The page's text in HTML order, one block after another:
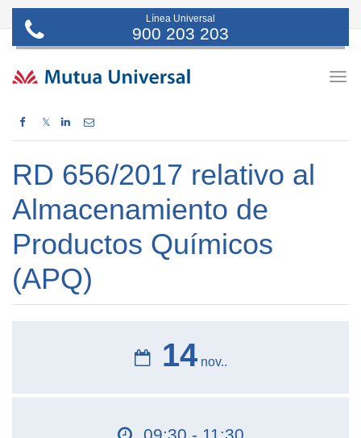
Línea Universal
900 203 203
𝕏
RD 656/2017 relativo al
Almacenamiento de
Productos Químicos
(APQ)
14 nov..